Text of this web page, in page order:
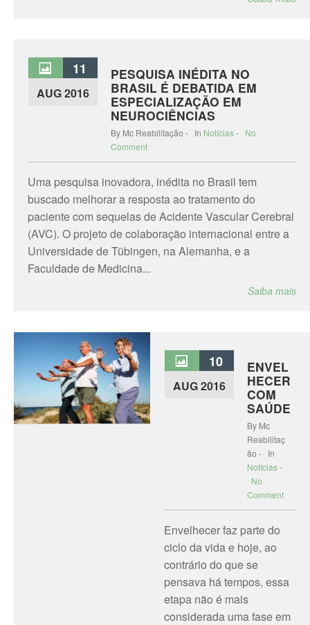
11
AUG 2016
PESQUISA INÉDITA NO
BRASIL É DEBATIDA EM
ESPECIALIZAÇÃO EM
NEUROCIÊNCIAS
By Mc Reabilitação - In Notícias- No
Comment
Uma pesquisa inovadora, inédita no Brasil tem
buscado melhorar a resposta ao tratamento do
paciente com sequelas de Acidente Vascular Cerebral
(AVC). O projeto de colaboração internacional entre a
Universidade de Tübingen, na Alemanha, e a
Faculdade de Medicina...
Saiba mais
10
AUG 2016
ENVEL
HECER
COM
SAÚDE
By Mc
Reabilitaç
ão - In
Notícias-
No
Comment
Envelhecer faz parte do
ciclo da vida e hoje, ao
contrário do que se
pensava há tempos, essa
etapa não é mais
considerada uma fase em